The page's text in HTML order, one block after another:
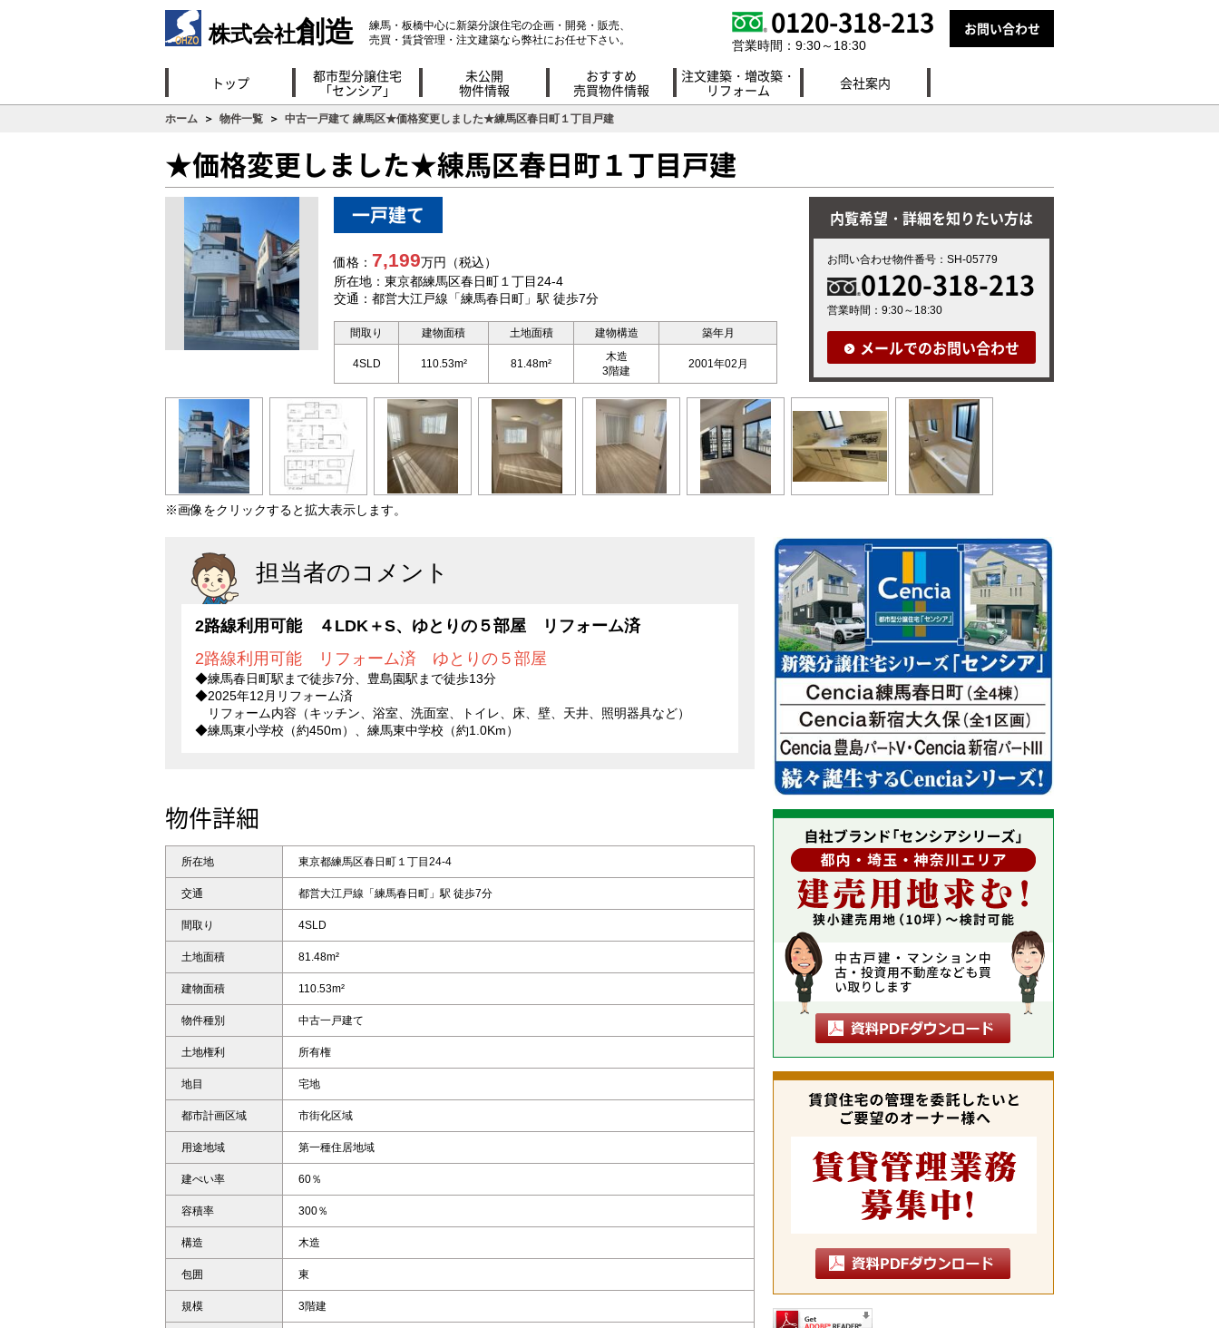
株式会社創造
練馬・板橋中心に新築分譲住宅の企画・開発・販売、
売買・賃貸管理・注文建築なら弊社にお任せ下さい。
0120-318-213
営業時間：9:30～18:30
お問い合わせ
トップ
都市型分譲住宅
「センシア」
未公開
物件情報
おすすめ
売買物件情報
注文建築・増改築・
リフォーム
会社案内
ホーム ＞ 物件一覧 ＞ 中古一戸建て 練馬区★価格変更しました★練馬区春日町１丁目戸建
★価格変更しました★練馬区春日町１丁目戸建
一戸建て
価格： 7,199万円
（税込）
所在地：東京都練馬区春日町１丁目24-4
交通：都営大江戸線「練馬春日町」駅 徒歩7分
間取り 建物面積 土地面積 建物構造 築年月
4SLD 110.53m² 81.48m²
木造
3階建
2001年02月
内覧希望・詳細を知りたい方は
お問い合わせ物件番号：SH-05779
0120-318-213
営業時間：9:30～18:30
メールでのお問い合わせ
※画像をクリックすると拡大表示します。
担当者のコメント
2路線利用可能 ４LDK＋S、ゆとりの５部屋 リフォーム済
2路線利用可能 リフォーム済 ゆとりの５部屋
◆練馬春日町駅まで徒歩7分、豊島園駅まで徒歩13分
◆2025年12月リフォーム済
リフォーム内容（キッチン、浴室 、洗面室、トイレ、床、壁、天井、照明器具など）
◆練馬東小学校（約450m）、練馬東中学校（約1.0Km）
物件詳細
所在地 東京都練馬区春日町１丁目24-4
交通 都営大江戸線「練馬春日町」駅 徒歩7分
間取り 4SLD
土地面積 81.48m²
建物面積 110.53m²
物件種別 中古一戸建て
土地権利 所有権
地目 宅地
都市計画区域 市街化区域
用途地域 第一種住居地域
建ぺい率 60％
容積率 300％
構造 木造
包囲 東
規模 3階建